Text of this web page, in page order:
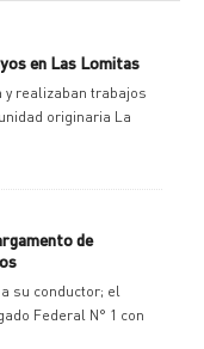
en Las Lomitas
realizaban trabajos
originaria La
de
su conductor; el
Federal N° 1 con